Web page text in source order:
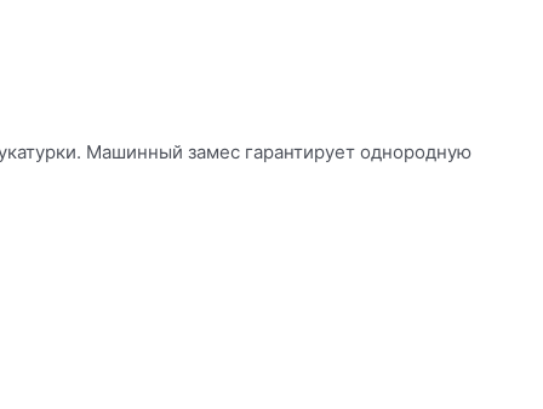
Машинный замес гарантирует однородную